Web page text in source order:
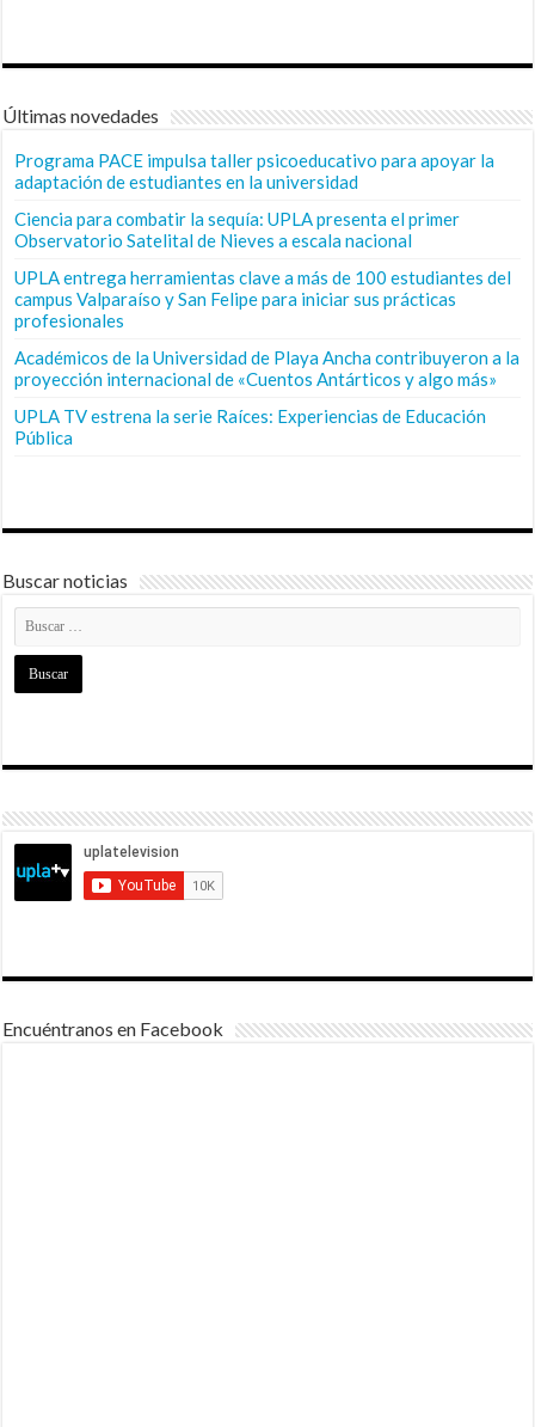
Últimas novedades
Programa PACE impulsa taller psicoeducativo para apoyar la
adaptación de estudiantes en la universidad
Ciencia para combatir la sequía: UPLA presenta el primer
Observatorio Satelital de Nieves a escala nacional
UPLA entrega herramientas clave a más de 100 estudiantes del
campus Valparaíso y San Felipe para iniciar sus prácticas
profesionales
Académicos de la Universidad de Playa Ancha contribuyeron a la
proyección internacional de «Cuentos Antárticos y algo más»
UPLA TV estrena la serie Raíces: Experiencias de Educación
Pública
Buscar noticias
Encuéntranos en Facebook